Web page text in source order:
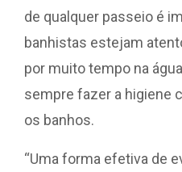
de qualquer passeio é
banhistas estejam
por muito tempo na
sempre fazer a higiene
os banhos.
“Uma forma efetiva de